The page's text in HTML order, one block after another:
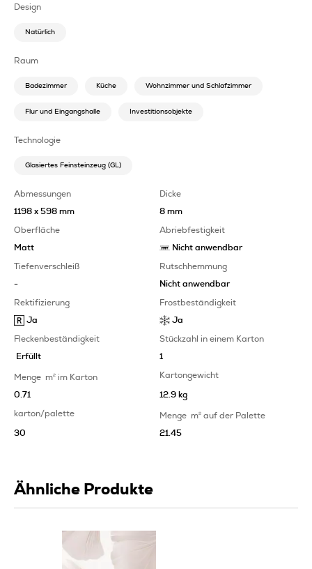
Design
Natürlich
Raum
Badezimmer Küche Wohnzimmer und Schlafzimmer
Flur und Eingangshalle Investitionsobjekte
Technologie
Glasiertes Feinsteinzeug (GL)
Abmessungen
1198 x 598 mm
Dicke
8 mm
Oberfläche
Matt
Abriebfestigkeit
Nicht anwendbar
Tiefenverschleiß
-
Rutschhemmung
Nicht anwendbar
Rektifizierung
Ja
Frostbeständigkeit
Ja
Fleckenbeständigkeit
Erfüllt
Stückzahl in einem Karton
1
Menge m2 im Karton
0.71
Kartongewicht
12.9 kg
karton/palette
30
Mengem2 auf der Palette
21.45
Ähnliche Produkte